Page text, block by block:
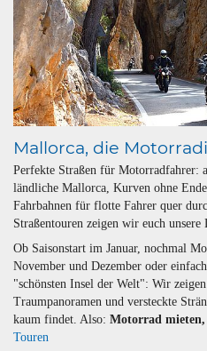
Mallorca, die
Perfekte Straßen für Motorradfahrer:
ländliche Mallorca, Kurven ohne
Fahrbahnen für flotte Fahrer quer
Straßentouren zeigen wir euch unsere
Ob Saisonstart im Januar, nochmal
November und Dezember oder
"schönsten Insel der Welt": Wir
Traumpanoramen und versteckte
kaum findet. Also: Motorrad
Touren